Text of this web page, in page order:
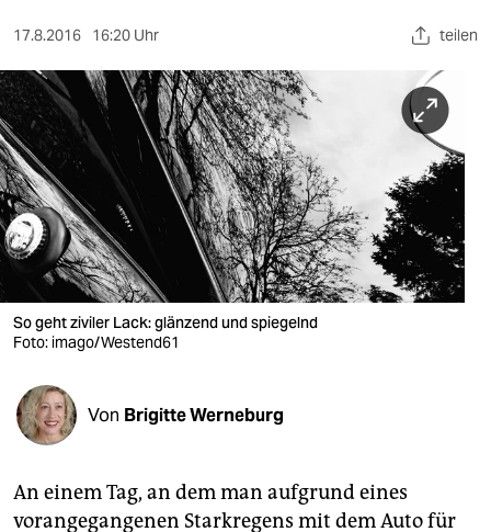
sport
berlin
nord
wahrheit
verlag
verlag
veranstaltungen
shop
fragen & hilfe
abo
17.8.2016 16:20 Uhr teilen
So geht ziviler Lack: glänzend und spiegelnd
Foto: imago/Westend61
Von Brigitte Werneburg
An einem Tag, an dem man aufgrund eines
vorangegangenen Starkregens mit dem Auto für